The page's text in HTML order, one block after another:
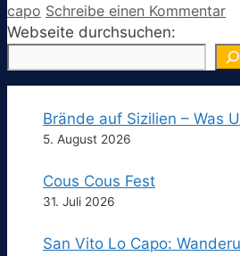
capo Schreibe einen Kommentar
Webseite durchsuchen:
Brände auf Sizilien – Was
5. August 2026
Cous Cous Fest
31. Juli 2026
San Vito Lo Capo: